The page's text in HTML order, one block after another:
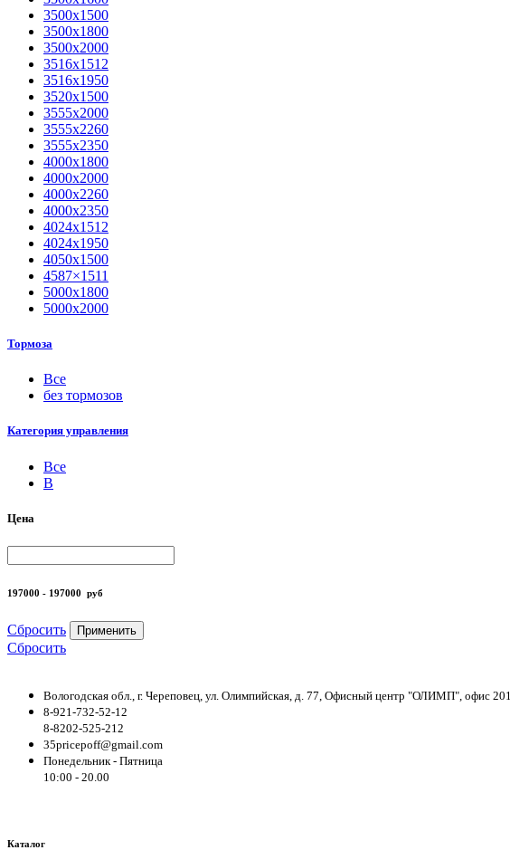
3500х1500
3500х1800
3500х2000
3516х1512
3516х1950
3520х1500
3555х2000
3555х2260
3555х2350
4000х1800
4000х2000
4000х2260
4000х2350
4024х1512
4024х1950
4050х1500
4587×1511
5000х1800
5000х2000
Тормоза
Все
без тормозов
Категория управления
Все
B
Цена
197000 - 197000 руб
Сбросить Применить
Сбросить
Вологодская обл., г. Череповец, ул. Олимпийская, д. 77, Офисный центр "ОЛИМП", офис 201
8-921-732-52-12
8-8202-525-212
35pricepoff@gmail.com
Понедельник - Пятница
10:00 - 20.00
Каталог